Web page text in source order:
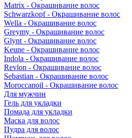
Matrix - Окрашивание волос
Schwarzkopf - Окрашивание волос
Wella - Окрашивание волос
Greymy - Окрашивание волос
Glynt - Окрашивание волос
Keune - Окрашивание волос
Indola - Окрашивание волос
Revlon - Окрашивание волос
Sebastian - Окрашивание волос
Moroccanoil - Окрашивание волос
Для мужчин
Гель для укладки
Помада для укладки
Маска для волос
Пудра для волос